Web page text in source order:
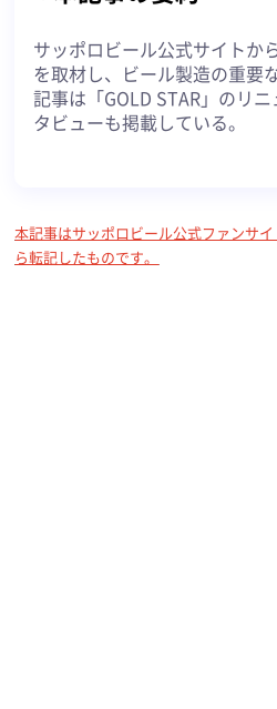
サッポロビール公式サイトか
を取材し、ビール製造の重要
記事は「GOLD STAR」のリ
タビューも掲載している。
本記事はサッポロビール公式ファンサイ
ら転記したものです。